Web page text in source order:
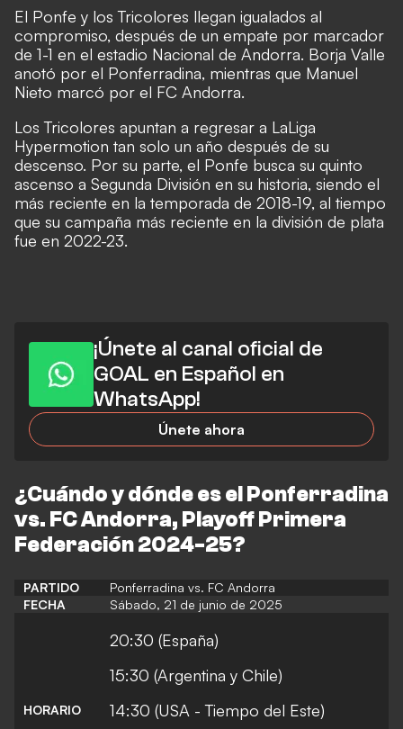
El Ponfe y los Tricolores llegan igualados al
compromiso, después de un empate por marcador
de 1-1 en el estadio Nacional de Andorra. Borja Valle
anotó por el Ponferradina, mientras que Manuel
Nieto marcó por el FC Andorra.
Los Tricolores apuntan a regresar a LaLiga
Hypermotion tan solo un año después de su
descenso. Por su parte, el Ponfe busca su quinto
ascenso a Segunda División en su historia, siendo el
más reciente en la temporada de 2018-19, al tiempo
que su campaña más reciente en la división de plata
fue en 2022-23.
¡Únete al canal oficial de
GOAL en Español en
WhatsApp!
Únete ahora
¿Cuándo y dónde es el Ponferradina
vs. FC Andorra, Playoff Primera
Federación 2024-25?
PARTIDO
Ponferradina vs. FC Andorra
FECHA
Sábado, 21 de junio de 2025
HORARIO
20:30 (España)
15:30 (Argentina y Chile)
14:30 (USA - Tiempo del Este)